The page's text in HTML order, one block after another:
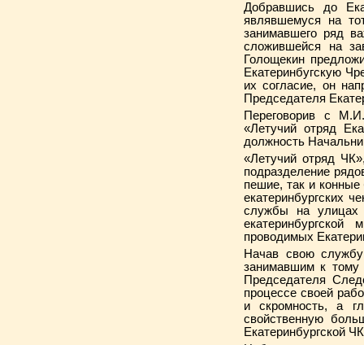
Добравшись до
являвшемуся на
занимавшего ряд
сложившейся на
Голощекин
Екатеринбугскую
их согласие, он
Председателя
Переговорив с
«Летучий отряд
должность
«Летучий отряд
подразделение
пешие, так и
екатеринбургских
службы на улицах
проводимых
Начав свою
занимавшим к тому
Председателя
процессе своей
и скромность, а
свойственную
Екатеринбургской